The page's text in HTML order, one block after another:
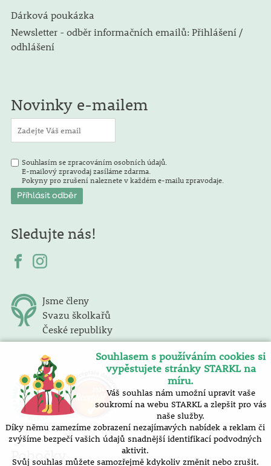
Dárková poukázka
Newsletter - odběr informačních emailů: Přihlášení /
odhlášení
Novinky e-mailem
Souhlasím se zpracováním osobních údajů.
E-mailový zpravodaj zasíláme zdarma.
Pokyny pro zrušení naleznete v každém e-mailu zpravodaje.
Sledujte nás!
Jsme členy
Svazu školkařů
České republiky
Pobočky
Souhlasem s používáním cookies si
vypěstujete stránky STARKL na
míru.
Váš souhlas nám umožní upravit vaše
soukromí na webu STARKL a zlepšit pro vás
naše služby.
Díky němu zamezíme zobrazení nezajímavých nabídek a reklam či
zvýšíme bezpečí vašich údajů snadnější identifikací podvodných
aktivit.
Svůj souhlas můžete samozřejmě kdykoliv změnit nebo zrušit.